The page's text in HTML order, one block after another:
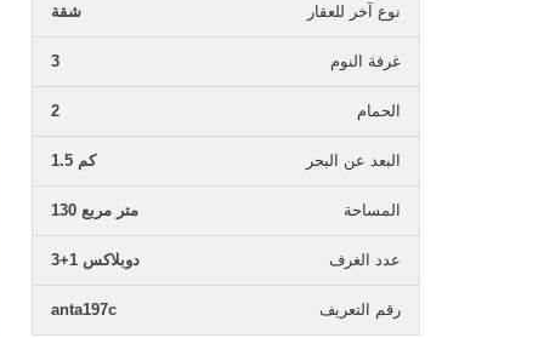
نوع آخر للعقار شقة
غرفة النوم 3
الحمام 2
البعد عن البحر 1.5 كم
المساحة 130 متر مربع
عدد الغرف 3+1 دوبلاكس
رقم التعريف anta197c